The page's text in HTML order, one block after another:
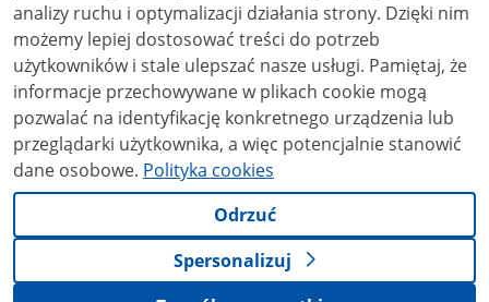
analizy ruchu i optymalizacji działania strony. Dzięki nim
możemy lepiej dostosować treści do potrzeb
użytkowników i stale ulepszać nasze usługi. Pamiętaj, że
informacje przechowywane w plikach cookie mogą
pozwalać na identyfikację konkretnego urządzenia lub
przeglądarki użytkownika, a więc potencjalnie stanowić
dane osobowe. Polityka cookies
Odrzuć
Spersonalizuj